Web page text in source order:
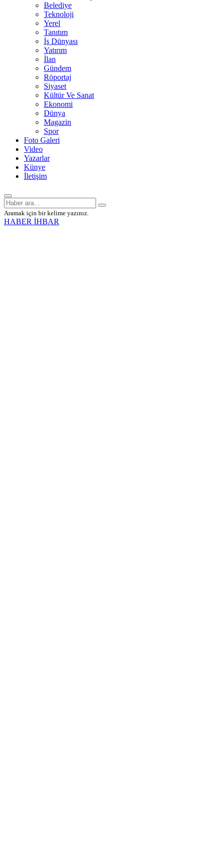
Belediye
Teknoloji
Yerel
Tanıtım
İş Dünyası
Yatırım
İlan
Gündem
Röportaj
Siyaset
Kültür Ve Sanat
Ekonomi
Dünya
Magazin
Spor
Foto Galeri
Video
Yazarlar
Künye
İletişim
Aramak için bir kelime yazınız.
HABER İHBAR